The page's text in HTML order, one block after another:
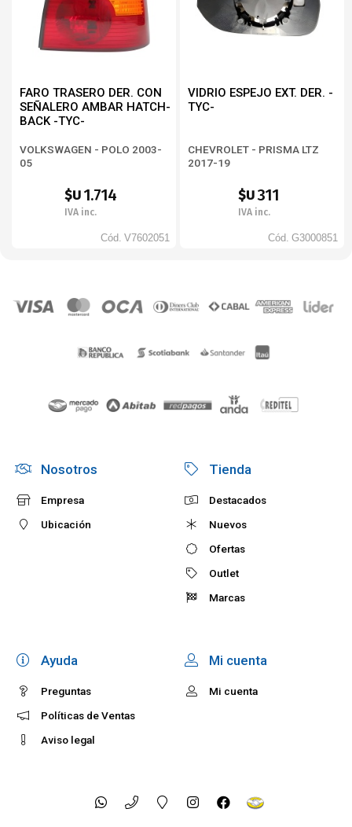
FARO TRASERO DER. CON
SEÑALERO AMBAR HATCH-
BACK -TYC-
VOLKSWAGEN - POLO 2003-
05
$U 1.714
IVA inc.
Cód. V7602051
VIDRIO ESPEJO EXT. DER. -
TYC-
CHEVROLET - PRISMA LTZ
2017-19
$U311
IVA inc.
Cód. G3000851
Nosotros
Empresa
Ubicación
Tienda
Destacados
Nuevos
Ofertas
Outlet
Marcas
Ayuda
Preguntas
Políticas de Ventas
Aviso legal
Mi cuenta
Mi cuenta